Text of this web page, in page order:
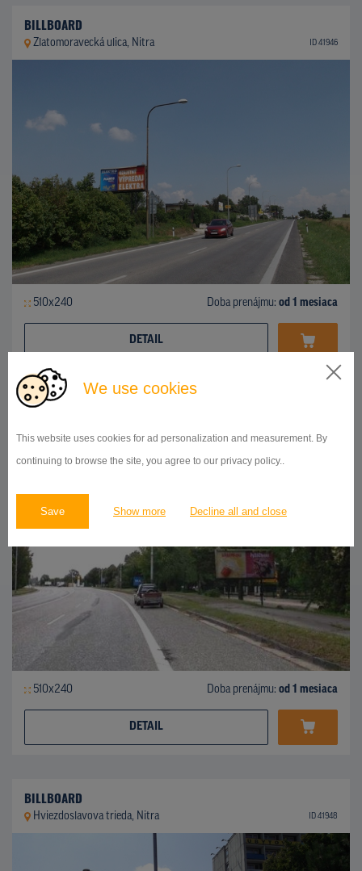
We use cookies
This website uses cookies for ad personalization and measurement. By
continuing to browse the site, you agree to our privacy policy..
Save Show more Decline all and close
BILLBOARD
Zlatomoravecká ulica, Nitra ID 41946
510x240 Doba prenájmu: od 1 mesiaca
DETAIL
BILLBOARD
510x240 Doba prenájmu: od 1 mesiaca
DETAIL
BILLBOARD
Hviezdoslavova trieda, Nitra ID 41948